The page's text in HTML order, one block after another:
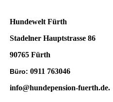
Hundewelt Fürth
Stadelner Hauptstrasse 86
90765 Fürth
Büro: 0911 763046
info@hundepension-fuerth.de.